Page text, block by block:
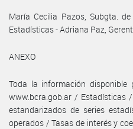
María Cecilia Pazos, Subgta.
Estadísticas - Adriana Paz,
ANEXO
Toda la información disponible
www.bcra.gob.ar / Estadísticas
estandarizados de series
operados / Tasas de interés y